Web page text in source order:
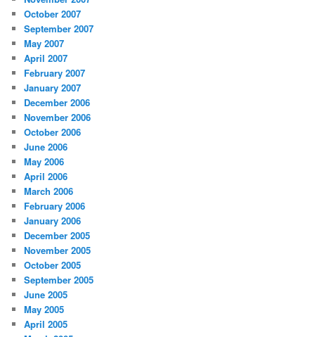
October 2007
September 2007
May 2007
April 2007
February 2007
January 2007
December 2006
November 2006
October 2006
June 2006
May 2006
April 2006
March 2006
February 2006
January 2006
December 2005
November 2005
October 2005
September 2005
June 2005
May 2005
April 2005